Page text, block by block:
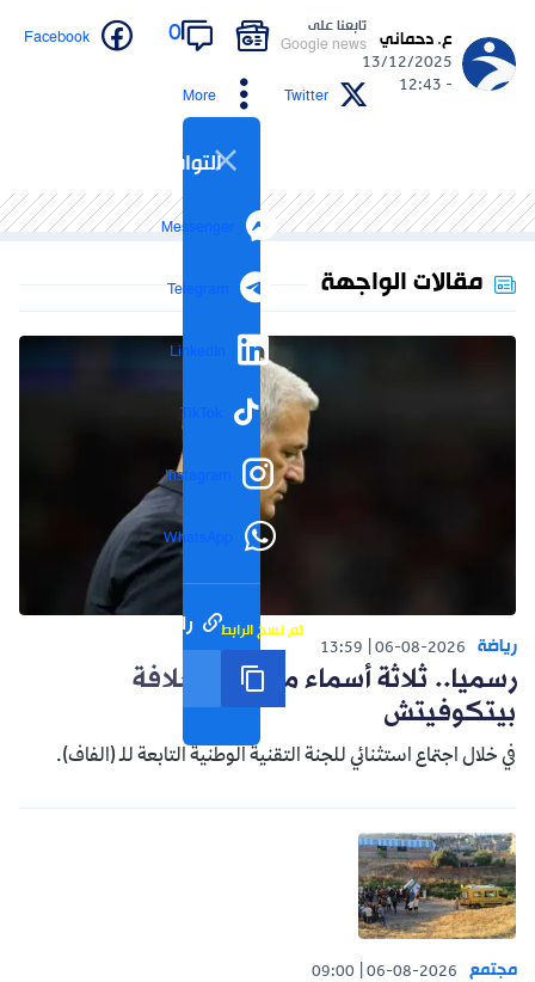
ع. دحماني
13/12/2025
- 12:43
تابعنا على
Google news
0
Facebook
Twitter
More
التواصل الاجتماعي
Messenger
Telegram
LinkedIn
TikTok
Instagram
WhatsApp
رابط مختصر تم نسخ الرابط
مقالات الواجهة
رياضة 06-08-2026
13:59
رسميا.. ثلاثة أسماء مرشحة لخلافة
بيتكوفيتش
في خلال اجتماع استثنائي للجنة التقنية الوطنية التابعة للـ (الفاف).
مجتمع 06-08-2026
09:00